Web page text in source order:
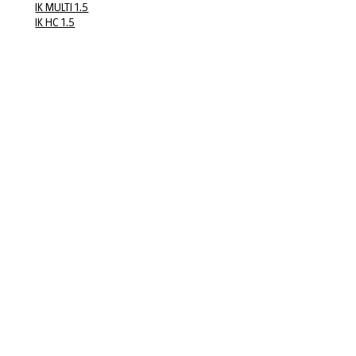
IK MULTI 1.5
IK HC 1.5